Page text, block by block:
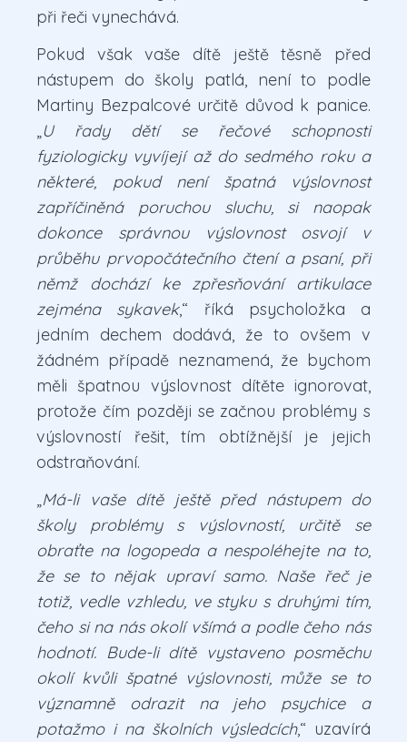
při řeči vynechává.
Pokud však vaše dítě ještě těsně před
nástupem do školy patlá, není to podle
Martiny Bezpalcové určitě důvod k panice.
„U řady dětí se řečové schopnosti
fyziologicky vyvíjejí až do sedmého roku a
některé, pokud není špatná výslovnost
zapříčiněná poruchou sluchu, si naopak
dokonce správnou výslovnost osvojí v
průběhu prvopočátečního čtení a psaní, při
němž dochází ke zpřesňování artikulace
zejména sykavek,“ říká psycholožka a
jedním dechem dodává, že to ovšem v
žádném případě neznamená, že bychom
měli špatnou výslovnost dítěte ignorovat,
protože čím později se začnou problémy s
výslovností řešit, tím obtížnější je jejich
odstraňování.
Má-li vaše dítě ještě před nástupem do
školy problémy s výslovností, určitě se
obraťte na logopeda a nespoléhejte na to,
že se to nějak upraví samo. Naše řeč je
totiž, vedle vzhledu, ve styku s druhými tím,
čeho si na nás okolí všímá a podle čeho nás
hodnotí. Bude-li dítě vystaveno posměchu
okolí kvůli špatné výslovnosti, může se to
významně odrazit na jeho psychice a
potažmo i na školních výsledcích,“ uzavírá